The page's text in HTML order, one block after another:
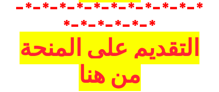
*-*-*-*-*-*-*-*-*-*-*-
*-*-*-*-*-*
التقديم على المنحة
من هنا